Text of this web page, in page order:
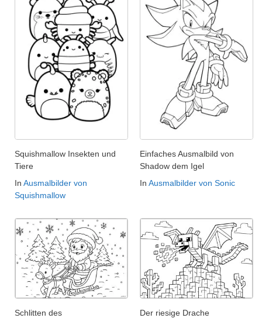
Squishmallow Insekten und
Tiere
In Ausmalbilder von
Squishmallow
Einfaches Ausmalbild von
Shadow dem Igel
In Ausmalbilder von Sonic
Schlitten des
Der riesige Drache